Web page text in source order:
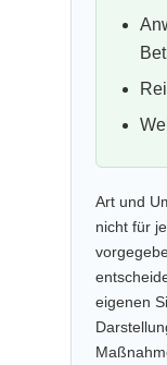
Art und
nicht für
eigenen